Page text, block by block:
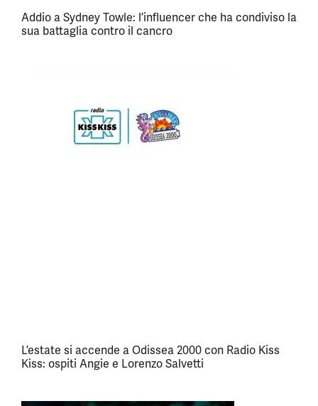
Addio a Sydney Towle: l’influencer che ha condiviso la
sua battaglia contro il cancro
L’estate si accende a Odissea 2000 con Radio Kiss
Kiss: ospiti Angie e Lorenzo Salvetti